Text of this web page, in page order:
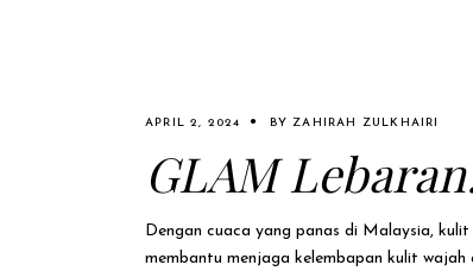
APRIL 2, 2024 BYZAHIRAH ZULKHAIRI
GLAM
Dengan cuaca yang panas di Malaysia,
membantu menjaga kelembapan kulit wajah